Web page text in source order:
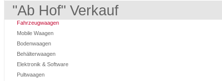
"Ab Hof" Verkauf
Fahrzeugwaagen
Mobile Waagen
Bodenwaagen
Behälterwaagen
Elektronik & Software
Pultwaagen